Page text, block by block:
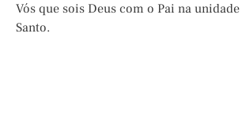
Vós que sois Deus com o Pai na
Santo.